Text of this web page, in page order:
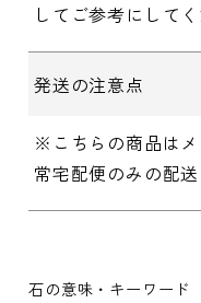
してご参考にしてく
発送の注意点
※こちらの商品は
常宅配便のみの配送
石の意味・キーワード